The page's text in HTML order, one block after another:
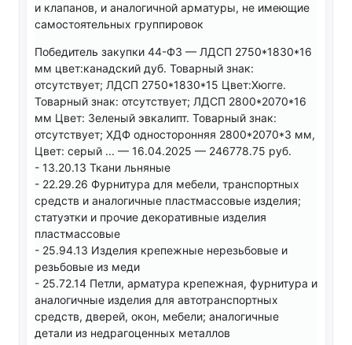
и клапанов, и аналогичной арматуры, не имеющие
самостоятельных группировок
Победитель закупки 44-ФЗ — ЛДСП 2750*1830*16
мм цвет:канадский дуб. Товарный знак:
отсутствует; ЛДСП 2750*1830*15 Цвет:Хюгге.
Товарный знак: отсутствует; ЛДСП 2800*2070*16
мм Цвет: Зеленый эвкалипт. Товарный знак:
отсутствует; ХДФ односторонняя 2800*2070*3 мм,
Цвет: серый ... — 16.04.2025 — 246778.75 руб.
- 13.20.13 Ткани льняные
- 22.29.26 Фурнитура для мебели, транспортных
средств и аналогичные пластмассовые изделия;
статуэтки и прочие декоративные изделия
пластмассовые
- 25.94.13 Изделия крепежные нерезьбовые и
резьбовые из меди
- 25.72.14 Петли, арматура крепежная, фурнитура и
аналогичные изделия для автотранспортных
средств, дверей, окон, мебели; аналогичные
детали из недрагоценных металлов